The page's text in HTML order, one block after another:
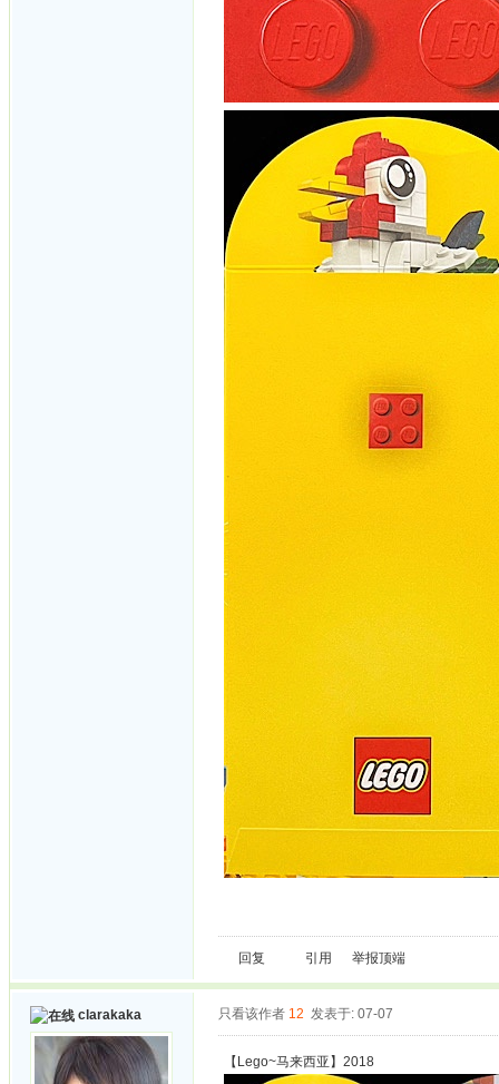
回复 引用 举报顶端
clarakaka 只看该作者 12 发表于: 07-07
【Lego~马来西亚】2018